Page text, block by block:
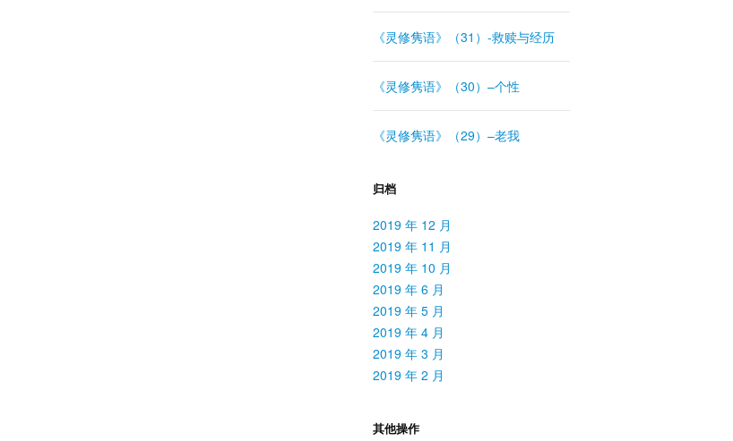
《灵修隽语》（31）-救赎与经历
《灵修隽语》（30）–个性
《灵修隽语》（29）–老我
归档
2019 年 12 月
2019 年 11 月
2019 年 10 月
2019 年 6 月
2019 年 5 月
2019 年 4 月
2019 年 3 月
2019 年 2 月
其他操作